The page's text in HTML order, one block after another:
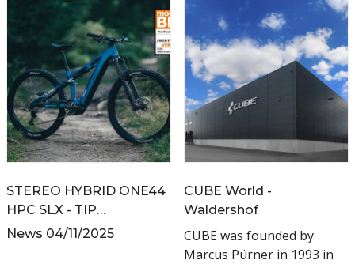
STEREO HYBRID ONE44
HPC SLX - TIP
PRICE/PERFORMANCE
News 04/11/2025
CUBE World -
Waldershof
CUBE was founded by
Marcus Pürner in 1993 in